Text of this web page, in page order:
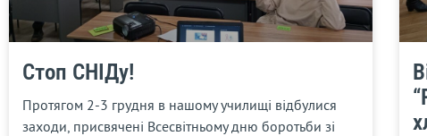
Стоп СНІДу!
Протягом 2-3 грудня в нашому училищі відбулися
заходи, присвячені Всесвітньому дню боротьби зі